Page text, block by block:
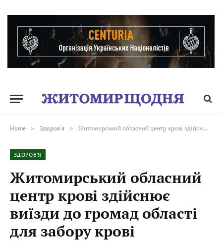
Home » Здоров'я » Житомирський обласний центр крові здійснює виїзди до громад області для забору крові
ЗДОРОВ'Я
Житомирський обласний
центр крові здійснює
виїзди до громад області
для забору крові